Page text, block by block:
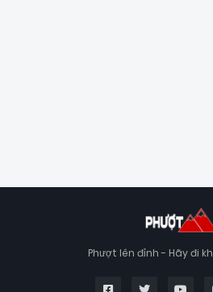
Phượt lên đỉnh - Hãy đi